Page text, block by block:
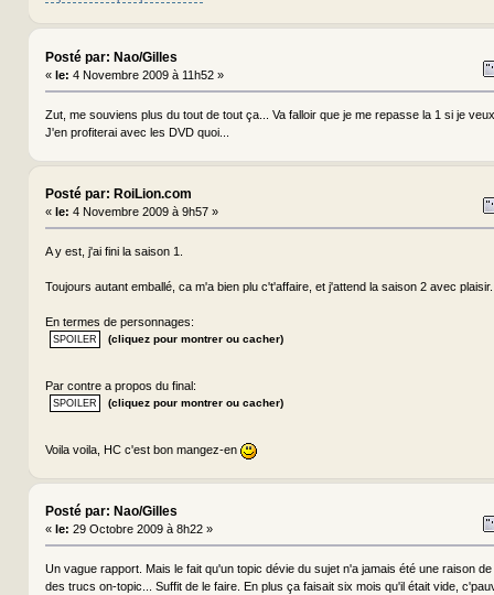
Posté par: Nao/Gilles
« le: 4 Novembre 2009 à 11h52 »
Zut, me souviens plus du tout de tout ça... Va falloir que je me repasse la 1 si je
J'en profiterai avec les DVD quoi...
Posté par: RoiLion.com
« le: 4 Novembre 2009 à 9h57 »
A y est, j'ai fini la saison 1.
Toujours autant emballé, ca m'a bien plu c't'affaire, et j'attend la saison 2 avec plaisir.
En termes de personnages:
(cliquez pour montrer ou cacher)
Par contre a propos du final:
(cliquez pour montrer ou cacher)
Voila voila, HC c'est bon mangez-en
Posté par: Nao/Gilles
« le: 29 Octobre 2009 à 8h22 »
Un vague rapport. Mais le fait qu'un topic dévie du sujet n'a jamais été une raison
des trucs on-topic... Suffit de le faire. En plus ça faisait six mois qu'il était vide,